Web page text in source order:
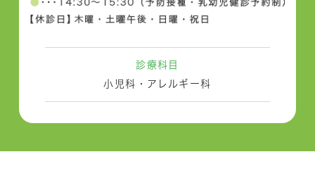
診療科目
小児科・アレルギー科